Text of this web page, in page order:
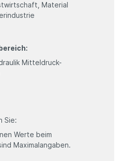
Material
Mitteldruck-
Sie:
Werte beim
Maximalangaben.